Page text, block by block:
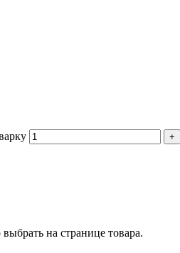
на странице товара.